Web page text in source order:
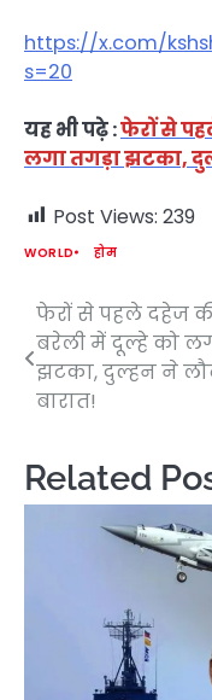
https://x.com/
s=20
यह भी पढ़े :फेरों से
लगा तगड़ा झटका,
Post Views: 239
WORLD होम
Post
navigation
फेरों से पहले दहेज
बरेली में दूल्हे को
झटका, दुल्हन ने
बारात!
Related